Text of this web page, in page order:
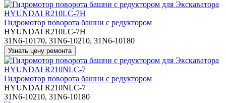
Гидромотор поворота башни с редуктором
HYUNDAI R210LC-7H
31N6-10170, 31N6-10210, 31N6-10180
Гидромотор поворота башни с редуктором
HYUNDAI R210NLC-7
31N6-10210, 31N6-10180